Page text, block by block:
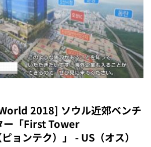
2018] ソウル近郊ベンチ
ー「First Tower
ョンテク）」 - US（オス）